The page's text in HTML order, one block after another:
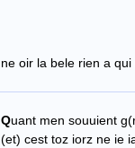
ne oir la bele rien a qui
Quant men souuient
(et) cest toz iorz ne ie